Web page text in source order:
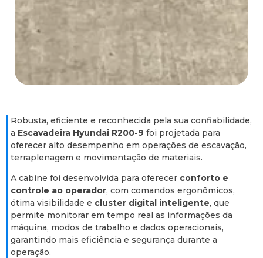
Robusta, eficiente e reconhecida pela sua confiabilidade,
a Escavadeira Hyundai R200-9 foi projetada para
oferecer alto desempenho em operações de escavação,
terraplenagem e movimentação de materiais.
A cabine foi desenvolvida para oferecer conforto e
controle ao operador, com comandos ergonômicos,
ótima visibilidade e cluster digital inteligente, que
permite monitorar em tempo real as informações da
máquina, modos de trabalho e dados operacionais,
garantindo mais eficiência e segurança durante a
operação.